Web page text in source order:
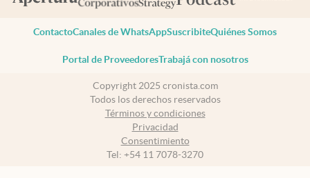
ContactoCanales de WhatsAppSuscribiteQuiénes Somos
Portal de ProveedoresTrabajá con nosotros
Copyright 2025 cronista.com
Todos los derechos reservados
Términos y condiciones
Privacidad
Consentimiento
Tel: +54 11 7078-3270